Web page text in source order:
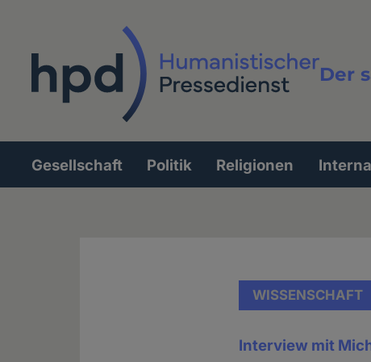
Der
Hauptnavigation
Gesellschaft Politik Religionen
WISSENSCHAFT
Interview mit